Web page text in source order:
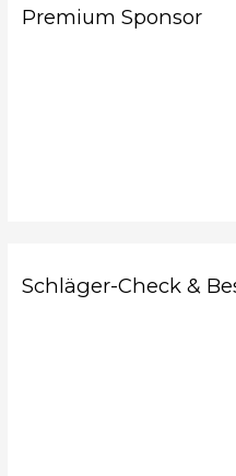
Premium Sponsor
Schläger-Check &